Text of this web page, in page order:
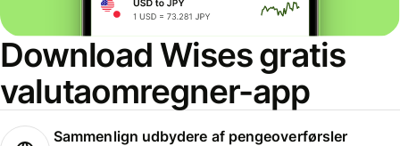
Download Wises gratis
valutaomregner-app
Sammenlign udbydere af pengeoverførsler